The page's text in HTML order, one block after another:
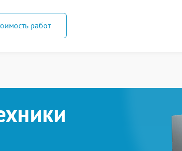
работ